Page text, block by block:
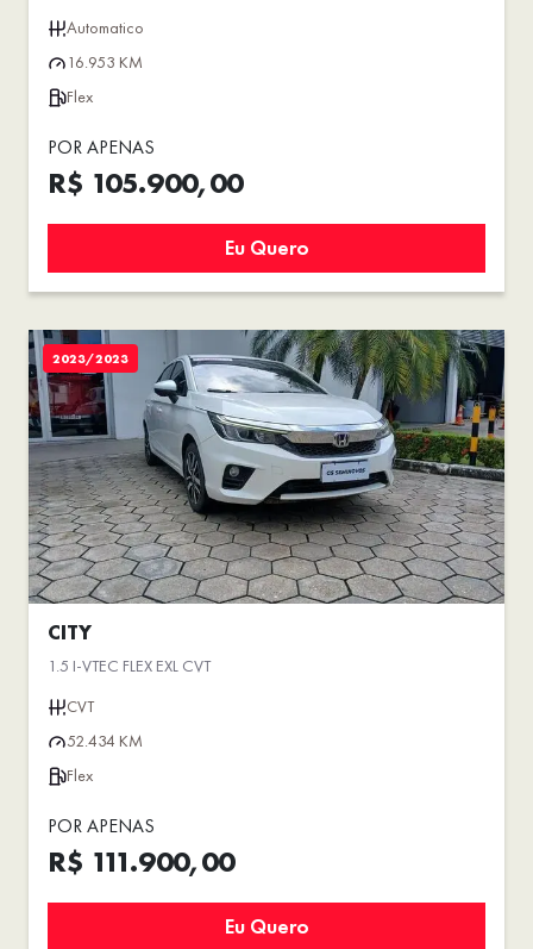
Automatico
16.953 KM
Flex
POR APENAS
R$ 105.900,00
Eu Quero
2023/2023
CITY
1.5 I-VTEC FLEX EXL CVT
CVT
52.434 KM
Flex
POR APENAS
R$ 111.900,00
Eu Quero